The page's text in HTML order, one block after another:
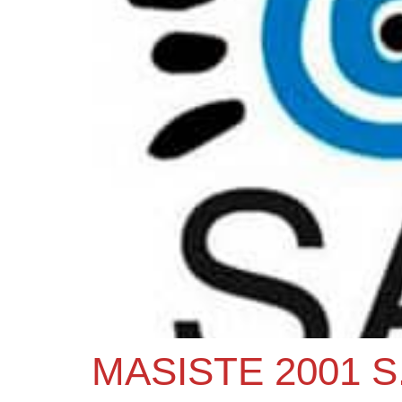
MASISTE 2001